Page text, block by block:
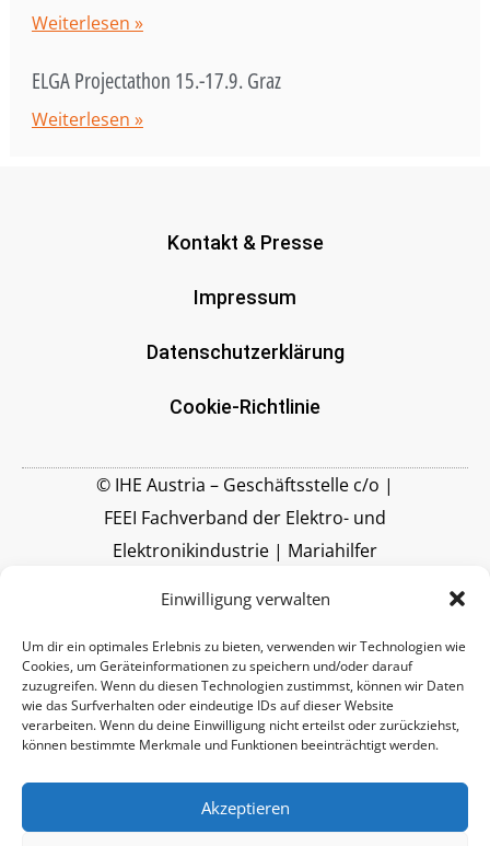
Einwilligung verwalten
Um dir ein optimales Erlebnis zu bieten, verwenden wir Technologien wie
Cookies, um Geräteinformationen zu speichern und/oder darauf
zuzugreifen. Wenn du diesen Technologien zustimmst, können wir Daten
wie das Surfverhalten oder eindeutige IDs auf dieser Website
verarbeiten. Wenn du deine Einwilligung nicht erteilst oder zurückziehst,
können bestimmte Merkmale und Funktionen beeinträchtigt werden.
Akzeptieren
Weiterlesen »
ELGA Projectathon 15.-17.9. Graz
Weiterlesen »
Kontakt & Presse
Impressum
Datenschutzerklärung
Cookie-Richtlinie
© IHE Austria – Geschäftsstelle c/o |
FEEI Fachverband der Elektro- und
Elektronikindustrie | Mariahilfer
www.feei.at